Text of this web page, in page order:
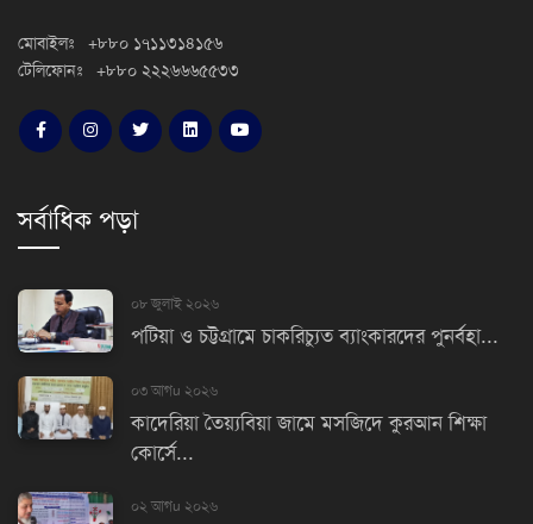
মোবাইলঃ +৮৮০ ১৭১১৩১৪১৫৬
টেলিফোনঃ +৮৮০ ২২২৬৬৬৫৫৩৩
সর্বাধিক পড়া
০৮ জুলাই ২০২৬
পটিয়া ও চট্টগ্রামে চাকরিচ্যুত ব্যাংকারদের পুনর্বহা...
০৩ আগu ২০২৬
কাদেরিয়া তৈয়্যবিয়া জামে মসজিদে কুরআন শিক্ষা
কোর্সে...
০২ আগu ২০২৬